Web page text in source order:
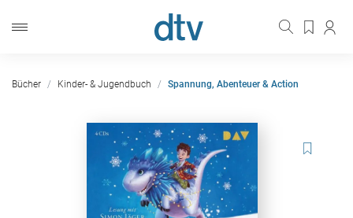
Bücher Kinder- & Jugendbuch Spannung, Abenteuer & Action